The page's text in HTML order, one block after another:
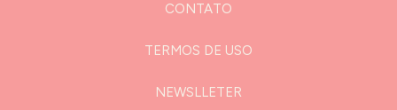
CONTATO
TERMOS DE USO
NEWSLLETER